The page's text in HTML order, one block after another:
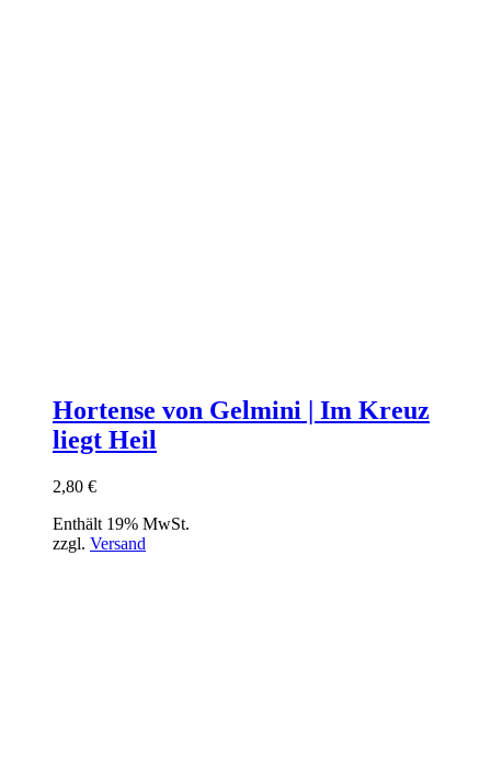
Hortense von Gelmini | Im Kreuz
liegt Heil
2,80 €
Enthält 19% MwSt.
zzgl. Versand